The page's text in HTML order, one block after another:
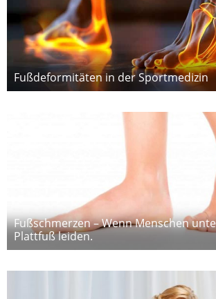
Fußdeformitäten in der Sportmedizin
Fußschmerzen – Wenn Menschen
Plattfuß leiden.